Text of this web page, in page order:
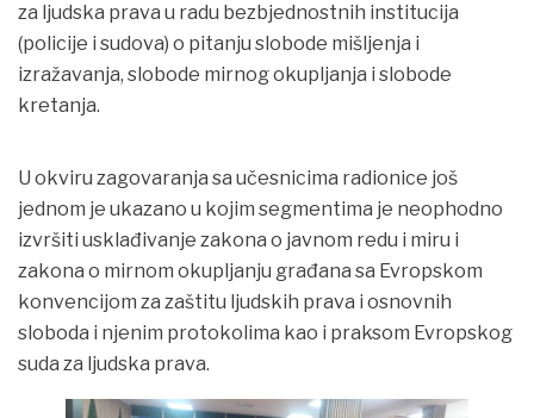
za ljudska prava u radu bezbjednostnih institucija
(policije i sudova) o pitanju slobode mišljenja i
izražavanja, slobode mirnog okupljanja i slobode
kretanja.
U okviru zagovaranja sa učesnicima radionice još
jednom je ukazano u kojim segmentima je neophodno
izvršiti usklađivanje zakona o javnom redu i miru i
zakona o mirnom okupljanju građana sa Evropskom
konvencijom za zaštitu ljudskih prava i osnovnih
sloboda i njenim protokolima kao i praksom Evropskog
suda za ljudska prava.